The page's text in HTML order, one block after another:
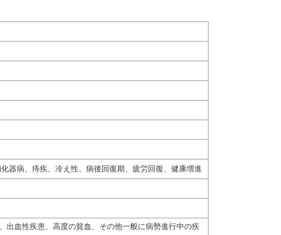
器病、痔疾、冷え性、病後回復期、疲労回復、健康増進
出血性疾患、高度の貧血、その他一般に病勢進行中の疾